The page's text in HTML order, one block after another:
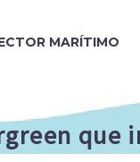
MARÍTIMO
que